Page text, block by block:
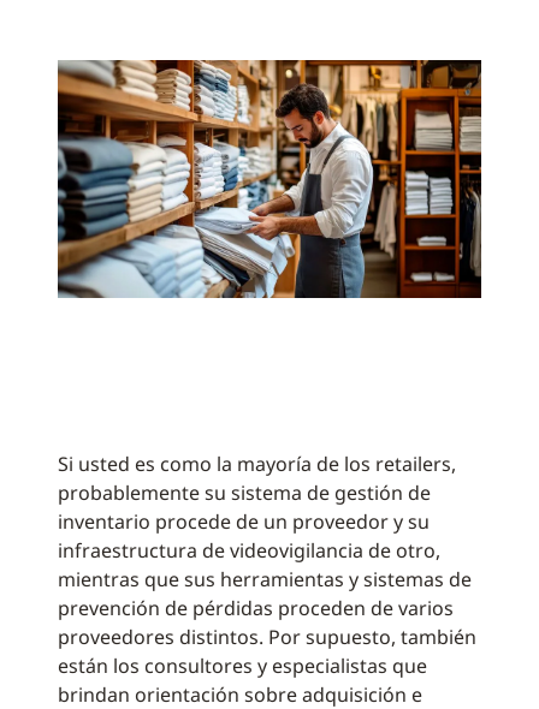
Si usted es como la mayoría de los retailers,
probablemente su sistema de gestión de
inventario procede de un proveedor y su
infraestructura de videovigilancia de otro,
mientras que sus herramientas y sistemas de
prevención de pérdidas proceden de varios
proveedores distintos. Por supuesto, también
están los consultores y especialistas que
brindan orientación sobre adquisición e